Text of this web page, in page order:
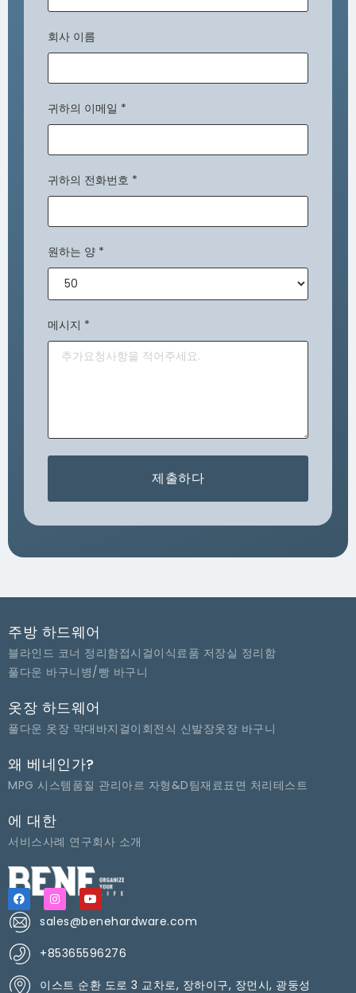
회사 이름
귀하의 이메일 *
귀하의 전화번호 *
원하는 양 *
메시지 *
제출하다
주방 하드웨어
블라인드 코너 정리함접시걸이 식료품 저장실 정리함
풀다운 바구니 병/빵 바구니
옷장 하드웨어
풀다운 옷장 막대 바지걸이 회전식 신발장옷장 바구니
왜 베네인가?
MPG 시스템 품질 관리아르 자형&D팀재료표면 처리테스트
에 대한
서비스사례 연구회사 소개
sales@benehardware.com
+85365596276
이스트 순환 도로 3 교차로, 장하이구, 장먼시, 광둥성